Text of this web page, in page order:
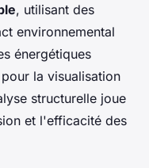
, utilisant des
environnemental
énergétiques
pour la visualisation
structurelle joue
et l'efficacité des